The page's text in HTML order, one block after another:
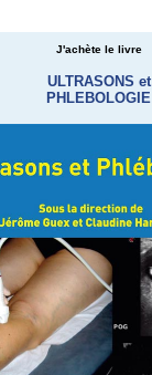
J'achète le livre
ULTRASONS et
PHLEBOLOGIE